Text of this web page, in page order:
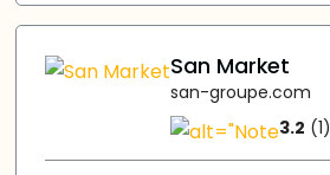
San Market
san-groupe.com
3.2 (1)